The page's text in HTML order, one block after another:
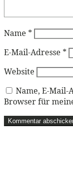
Name *
E-Mail-Adresse *
Website
Name, E-Mail-
Browser für